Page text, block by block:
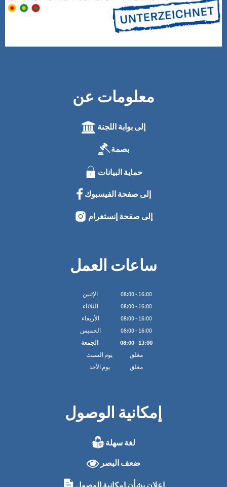
معلومات عن
إلى بوابة اللجنة
بصمة
حماية البيانات
إلى صفحة الفيسبوك
إلى صفحة إنستغرام
ساعات العمل
الإثنين 08:00- 16:00
الثلاثاء
08:00- 16:00
الأربعاء
08:00- 16:00
الخميس
08:00- 16:00
الجمعة
08:00- 13:00
يوم السبت
مغلق
يوم الأحد
مغلق
إمكانية الوصول
لغة سهلة
ضعف البصر
إعلان بشأن إمكانية الوصول